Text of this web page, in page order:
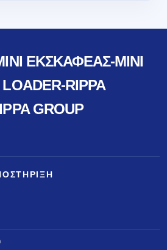
ΕΚΣΚΑΦΈΑΣ-MINI
RIPPA
GROUP